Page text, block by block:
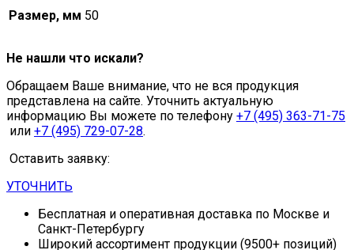
Размер, мм 50
Не нашли что искали?
Обращаем Ваше внимание, что не вся продукция
представлена на сайте. Уточнить актуальную
информацию Вы можете по телефону +7 (495) 363-71-75
или +7 (495) 729-07-28.
Оставить заявку:
УТОЧНИТЬ
Бесплатная и оперативная доставка по Москве и
Санкт-Петербургу
Широкий ассортимент продукции (9500+ позиций)